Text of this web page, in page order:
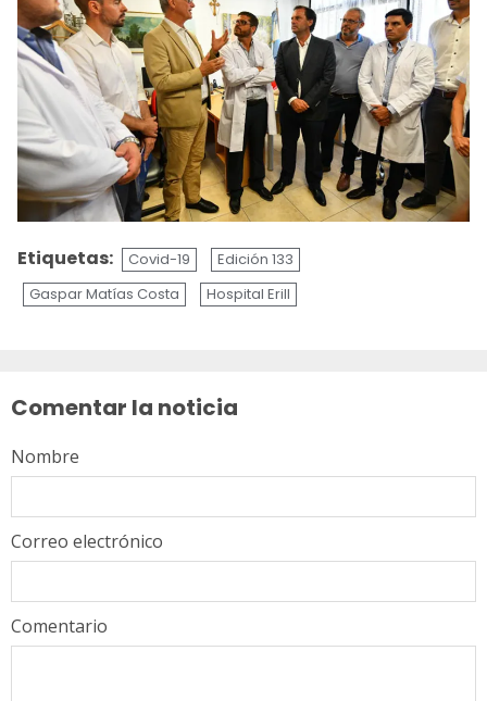
Etiquetas: Covid-19
Edición 133
Gaspar Matías Costa
Hospital Erill
Comentar la noticia
Comentario
Nombre
Correo electrónico